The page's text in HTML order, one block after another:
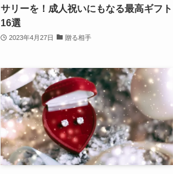
サリーを！成人祝いにもなる最高ギフト
16選
2023年4月27日 贈る相手